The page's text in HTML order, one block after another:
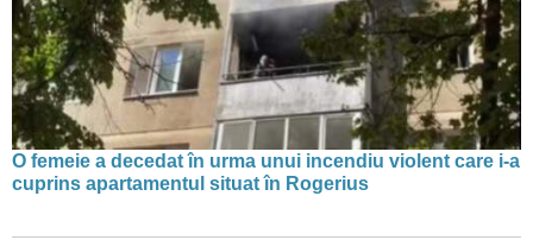
O femeie a decedat în urma unui incendiu violent care i-a
cuprins apartamentul situat în Rogerius